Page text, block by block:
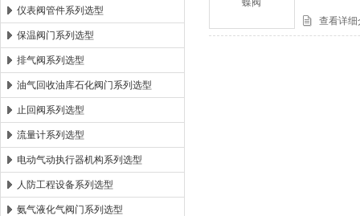
仪表阀管件系列选型
保温阀门系列选型
排气阀系列选型
油气回收油库石化阀门系列选型
止回阀系列选型
流量计系列选型
电动气动执行器机构系列选型
人防工程设备系列选型
氨气液化气阀门系列选型
查看详细